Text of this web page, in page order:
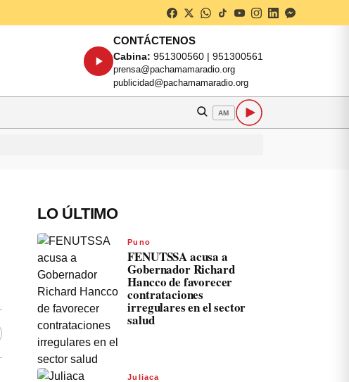
CONTÁCTENOS
Cabina: 951300560 | 951300561
prensa@pachamamaradio.org
publicidad@pachamamaradio.org
AM
LO ÚLTIMO
Puno
FENUTSSA acusa a
Gobernador Richard
Hancco de favorecer
contrataciones
irregulares en el sector
salud
Juliaca